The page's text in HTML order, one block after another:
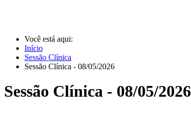
Você está aqui:
Início
Sessão Clínica
Sessão Clínica - 08/05/2026
Sessão Clínica - 08/05/2026